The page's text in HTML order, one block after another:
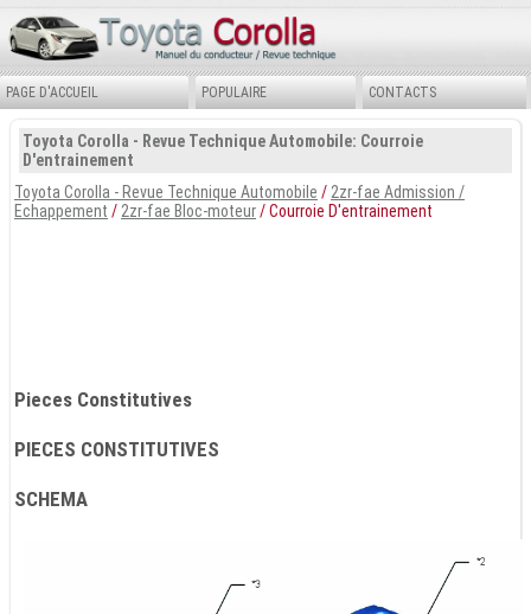
PAGE D'ACCUEIL POPULAIRE CONTACTS
Toyota Corolla - Revue Technique Automobile: Courroie
D'entrainement
Toyota Corolla - Revue Technique Automobile / 2zr-fae Admission /
Echappement / 2zr-fae Bloc-moteur/ Courroie D'entrainement
Pieces Constitutives
PIECES CONSTITUTIVES
SCHEMA